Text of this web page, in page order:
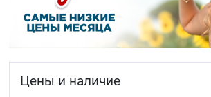
I – способствует
назальной слизи и
антисептический эффект.
Fe – транспортирует кислород
входит в состав гемоглобина и
дыхательные процессы на
Цены и наличие